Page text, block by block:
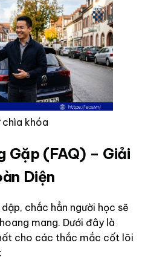
chìa khóa
Gặp (FAQ) – Giải
Diện
chắc hẳn người học sẽ
mang. Dưới đây là
cho các thắc mắc cốt lõi